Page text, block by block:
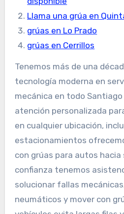
Llama una grúa en
grúas en Lo Prado
grúas en Cerrillos
Tenemos más de una
tecnología moderna en
mecánica en todo
atención personalizada
en cualquier ubicación,
estacionamientos
con grúas para autos
confianza tenemos
solucionar fallas
neumáticos y mover con